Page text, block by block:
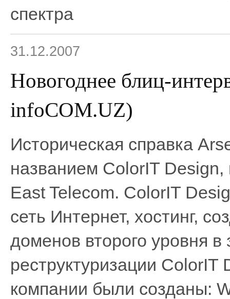
спектра
31.12.2007
Новогоднее блиц-
infoCOM.UZ)
Историческая справка
названием ColorIT Design,
East Telecom. ColorIT
сеть Интернет, хостинг,
доменов второго уровня
реструктуризации ColorIT
компании были созданы: